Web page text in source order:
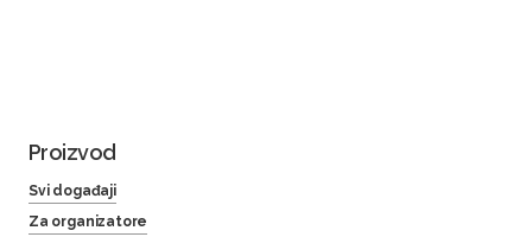
Proizvod
Svi događaji
Za organizatore